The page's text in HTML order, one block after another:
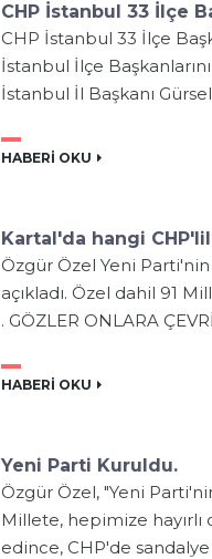
CHP İstanbul 33 İlçe
CHP İstanbul 33 İlçe
İstanbul İlçe
İstanbul İl Başkanı
HABERİ OKU
Kartal'da hangi
Özgür Özel Yeni
açıkladı. Özel dahil 91
. GÖZLER ONLARA
HABERİ OKU
Yeni Parti Kuruldu.
Özgür Özel, "Yeni
Millete, hepimize hayırlı
edince, CHP'de sandalye